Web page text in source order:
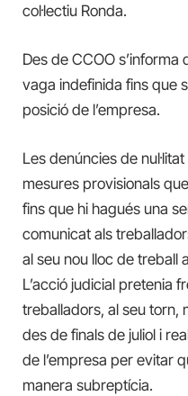
col·lectiu Ronda.
Des de CCOO s’informa
vaga indefinida fins que
posició de l’empresa.
Les denúncies de
mesures provisionals
fins que hi hagués una
comunicat als
al seu nou lloc de treball
L’acció judicial pretenia
treballadors, al seu torn,
des de finals de juliol i
de l’empresa per evitar
manera subreptícia.